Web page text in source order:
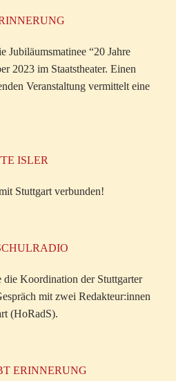
Jubiläumsmatinee “20 Jahre
2023 im Staatstheater. Einen
Veranstaltung vermittelt eine
ISLER
Stuttgart verbunden!
Koordination der Stuttgarter
mit zwei Redakteur:innen
(HoRadS).
ERINNERUNG